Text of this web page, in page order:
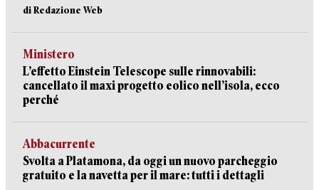
di Redazione Web
Ministero
L’effetto Einstein Telescope sulle rinnovabili:
cancellato il maxi progetto eolico nell’isola, ecco
perché
Abbacurrente
Svolta a Platamona, da oggi un nuovo parcheggio
gratuito e la navetta per il mare: tutti i dettagli